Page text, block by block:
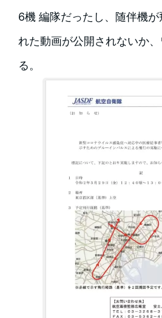
6機 編隊だったし、随伴機が
れた動画が公開されないか
る。